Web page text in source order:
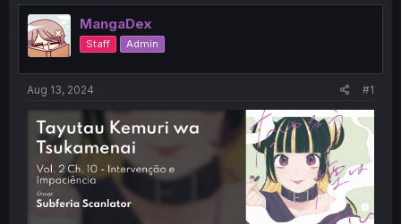
e
a
d
s
t
e
r
r
t
MangaDex
Staff Admin
Aug 13, 2024 #1